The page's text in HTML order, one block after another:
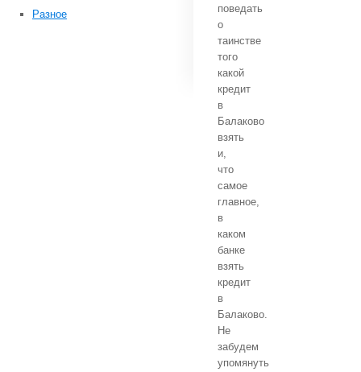
поведать
о
таинстве
того
какой
кредит
в
Балаково
взять
и,
что
самое
главное,
в
каком
банке
взять
кредит
в
Балаково.
Не
забудем
упомянуть
Разное